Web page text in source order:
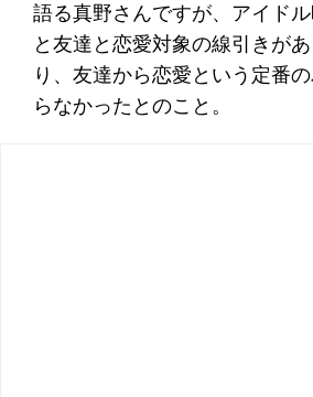
語る真野さんですが、アイド
と友達と恋愛対象の線引きが
り、友達から恋愛という定番
らなかったとのこと。